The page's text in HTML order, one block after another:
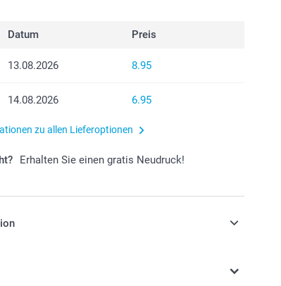
Datum Preis
13.08.2026 8.95
14.08.2026 6.95
zu allen Lieferoptionen
Erhalten Sie einen gratis Neudruck!
in Schweizer Franken (CHF) inkl. MwSt. und